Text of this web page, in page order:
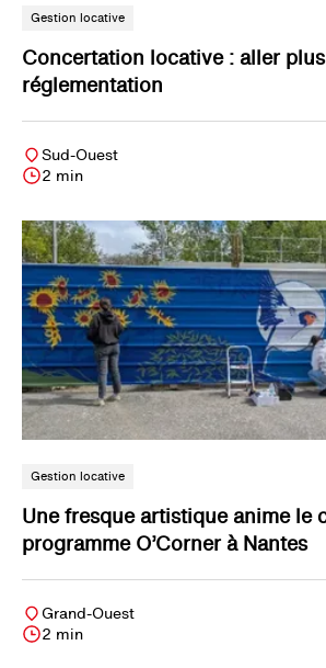
Gestion locative
Concertation locative : aller
réglementation
Sud-Ouest
2 min
Gestion locative
Une fresque artistique anime le
programme O’Corner à Nantes
Grand-Ouest
2 min